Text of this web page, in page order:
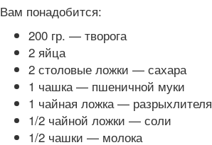
Вам понадобится:
200 гр. — творога
2 яйца
2 столовые ложки — сахара
1 чашка — пшеничной муки
1 чайная ложка — разрыхлителя
1/2 чайной ложки — соли
1/2 чашки — молока